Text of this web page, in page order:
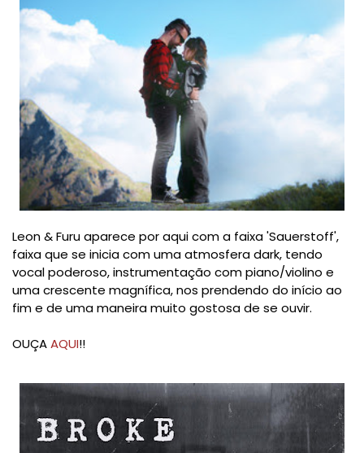
Leon & Furu aparece por aqui com a faixa 'Sauerstoff',
faixa que se inicia com uma atmosfera dark, tendo
vocal poderoso, instrumentação com piano/violino e
uma crescente magnífica, nos prendendo do início ao
fim e de uma maneira muito gostosa de se ouvir.
OUÇAAQUI!!